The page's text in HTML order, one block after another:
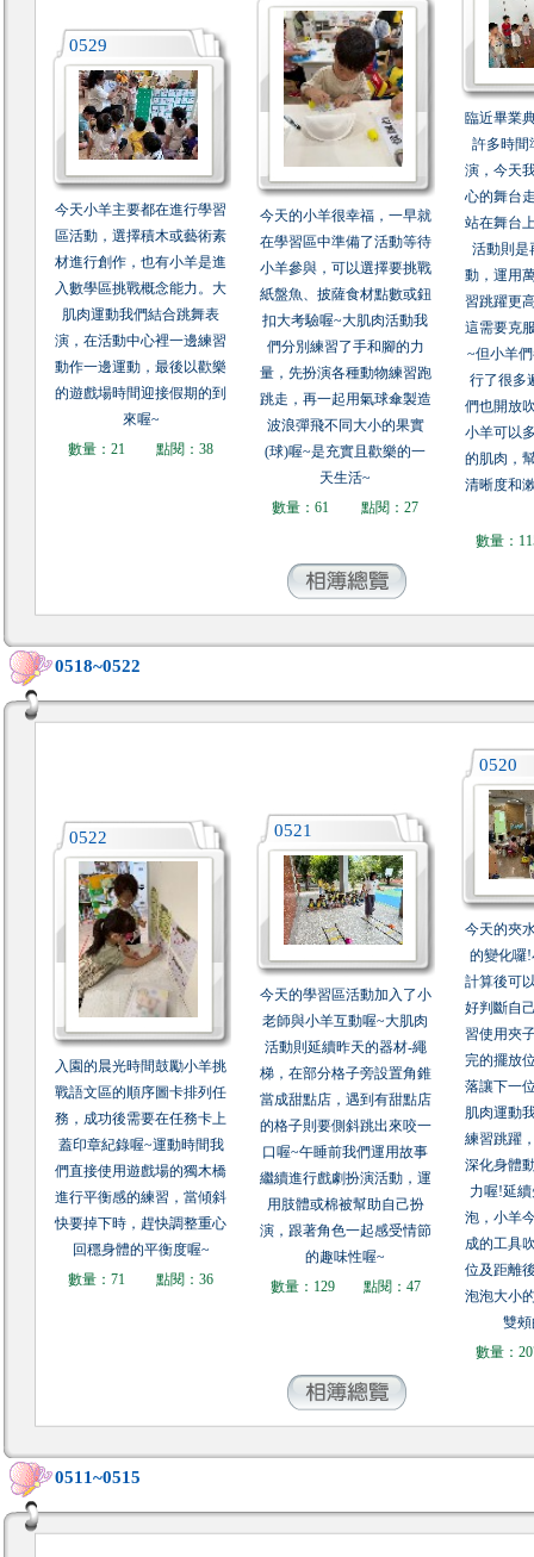
0529
今天小羊主要都在進行學習
區活動，選擇積木或藝術素
材進行創作，也有小羊是進
入數學區挑戰概念能力。大
肌肉運動我們結合跳舞表
演，在活動中心裡一邊練習
動作一邊運動，最後以歡樂
的遊戲場時間迎接假期的到
來喔~
數量：21
點閱：38
今天的小羊很幸福，一早就
在學習區中準備了活動等待
小羊參與，可以選擇要挑戰
紙盤魚、披薩食材點數或鈕
扣大考驗喔~大肌肉活動我
們分別練習了手和腳的力
量，先扮演各種動物練習跑
跳走，再一起用氣球傘製造
波浪彈飛不同大小的果實
(球)喔~是充實且歡樂的一
天生活~
數量：61
點閱：27
臨近畢業
許多時間
演，今天
心的舞台
站在舞台
活動則是
動，運用
習跳躍更
這需要克
~但小羊
行了很多
們也開放
小羊可以
的肌肉，
清晰度和
數量：
0518~0522
0522
入園的晨光時間鼓勵小羊挑
戰語文區的順序圖卡排列任
務，成功後需要在任務卡上
蓋印章紀錄喔~運動時間我
們直接使用遊戲場的獨木橋
進行平衡感的練習，當傾斜
快要掉下時，趕快調整重心
回穩身體的平衡度喔~
數量：71
點閱：36
0521
今天的學習區活動加入了小
老師與小羊互動喔~大肌肉
活動則延續昨天的器材-繩
梯，在部分格子旁設置角錐
當成甜點店，遇到有甜點店
的格子則要側斜跳出來咬一
口喔~午睡前我們運用故事
繼續進行戲劇扮演活動，運
用肢體或棉被幫助自己扮
演，跟著角色一起感受情節
的趣味性喔~
數量：129
點閱：47
0520
今天的夾
的變化囉
計算後可
好判斷自
習使用夾
完的擺放
落讓下一
肌肉運動
練習跳躍
深化身體
力喔!延
泡，小羊
成的工具
位及距離
泡泡大小
雙
數量：
0511~0515